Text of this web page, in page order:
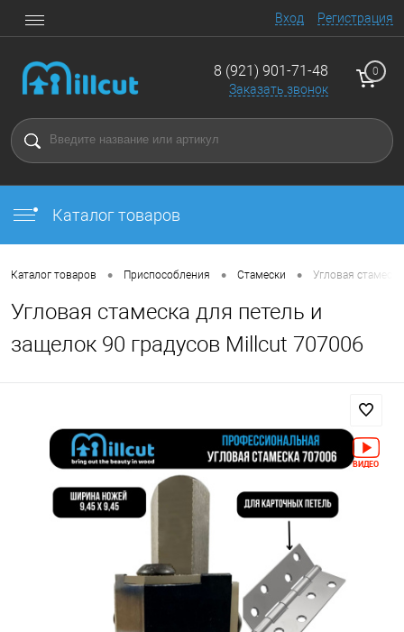
Вход Регистрация
8 (921) 901-71-48
Заказать звонок
0
Каталог товаров
Каталог товаров • Приспособления • Стамески • Угловая
Угловая стамеска для петель и
защелок 90 градусов Millcut 707006